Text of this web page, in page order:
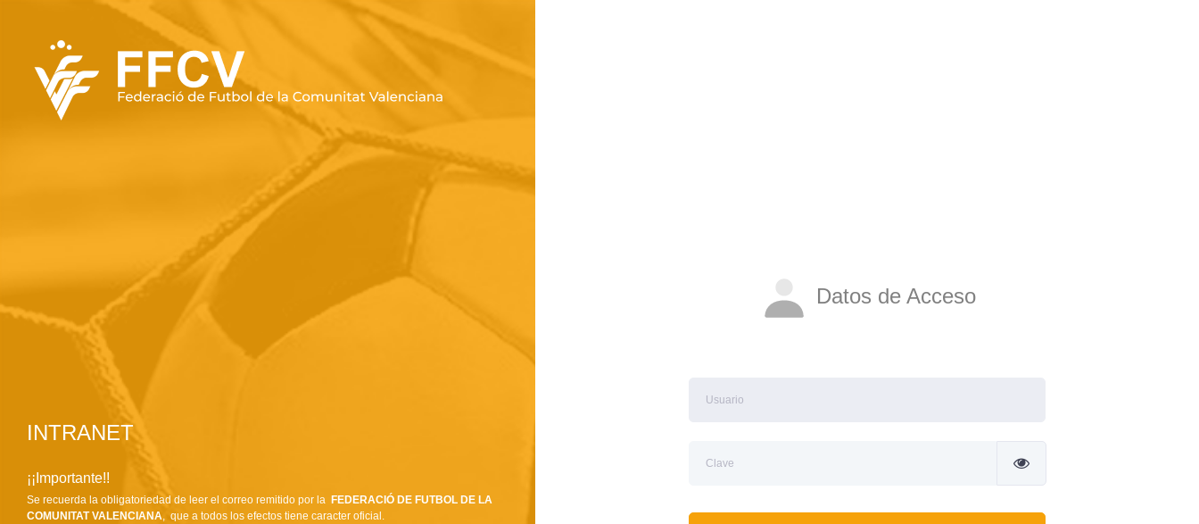
INTRANET
¡¡Importante!!
Se recuerda la obligatoriedad de leer el correo remitido por la FEDERACIÓ DE FUTBOL DE LA
COMUNITAT VALENCIANA , que a todos los efectos tiene caracter oficial.
Datos de Acceso